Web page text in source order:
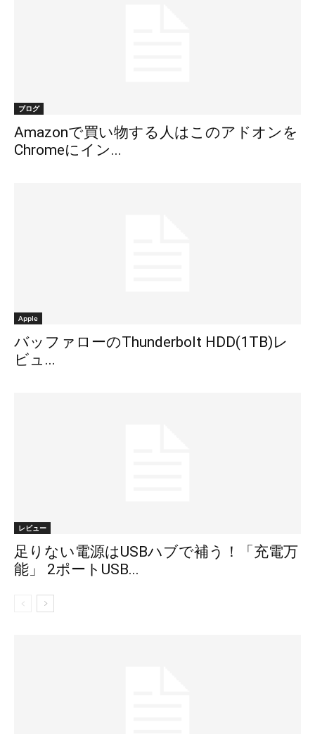
ブログ
Amazonで買い物する人はこのアドオンを
Chromeにイン...
Apple
バッファローのThunderbolt HDD(1TB)レ
ビュ...
レビュー
足りない電源はUSBハブで補う！「充電万
能」 2ポートUSB...